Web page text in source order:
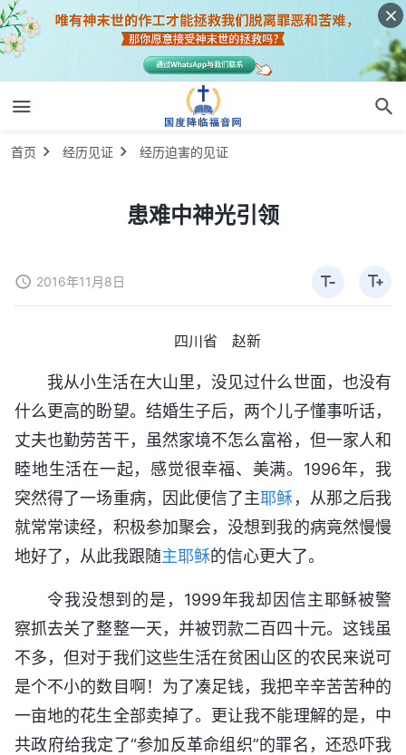
首页 经历见证 经历迫害的见证
患难中神光引领
2016年11月8日
四川省 赵新
我从小生活在大山里，没见过什么世面，也没有
什么更高的盼望。结婚生子后，两个儿子懂事听话，
丈夫也勤劳苦干，虽然家境不怎么富裕，但一家人和
睦地生活在一起，感觉很幸福、美满。1996年，我
突然得了一场重病，因此便信了主耶稣 ，从那之后我
就常常读经，积极参加聚会，没想到我的病竟然慢慢
地好了，从此我跟随主耶稣的信心更大了。
令我没想到的是，1999年我却因信主耶稣被警
察抓去关了整整一天，并被罚款二百四十元。这钱虽
不多，但对于我们这些生活在贫困山区的农民来说可
是个不小的数目啊！为了凑足钱，我把辛辛苦苦种的
一亩地的花生全部卖掉了。更让我不能理解的是，中
共政府给我定了“参加反革命组织”的罪名，还恐吓我